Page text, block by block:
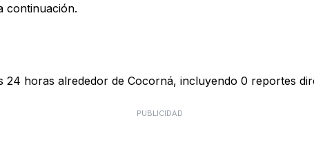
continuación.
24 horas alrededor de Cocorná, incluyendo 0 reportes
PUBLICIDAD